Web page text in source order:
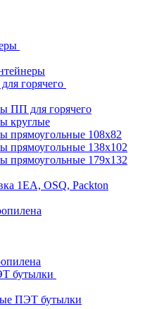
горячего
ПП для горячего
круглые
прямоугольные 108х82
прямоугольные 138х102
прямоугольные 179х132
1ЕА, OSQ, Packton
бутылки
ПЭТ бутылки